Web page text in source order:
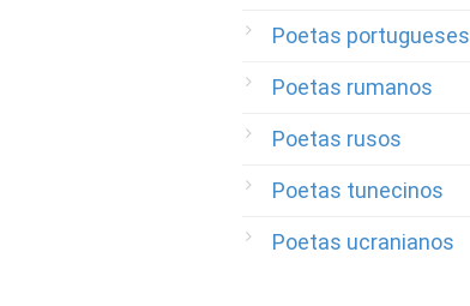
Poetas portugueses
Poetas rumanos
Poetas rusos
Poetas tunecinos
Poetas ucranianos